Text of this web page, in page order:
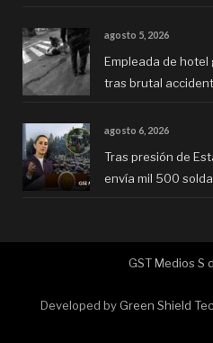
agosto 5, 2026
Empleada de
tras brutal
agosto 6, 2026
Tras presión de
envía mil 500
GST Medios S
Developed by Green Shield